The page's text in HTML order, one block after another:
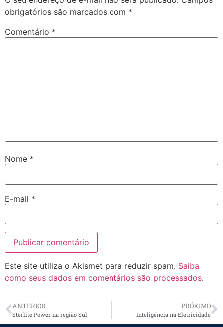
obrigatórios são marcados com *
Comentário *
Nome *
E-mail *
Este site utiliza o Akismet para reduzir spam. Saiba
como seus dados em comentários são processados.
ANTERIOR
Sterlite Power na região Sul
PRÓXIMO
Inteligência na Eletricidade